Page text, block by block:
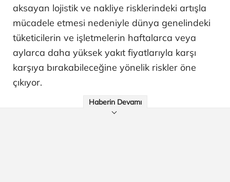
aksayan lojistik ve nakliye risklerindeki artışla
mücadele etmesi nedeniyle dünya genelindeki
tüketicilerin ve işletmelerin haftalarca veya
aylarca daha yüksek yakıt fiyatlarıyla karşı
karşıya bırakabileceğine yönelik riskler öne
çıkıyor.
Haberin Devamı